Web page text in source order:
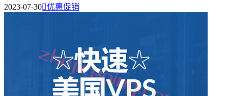
2023-07-30优惠促销